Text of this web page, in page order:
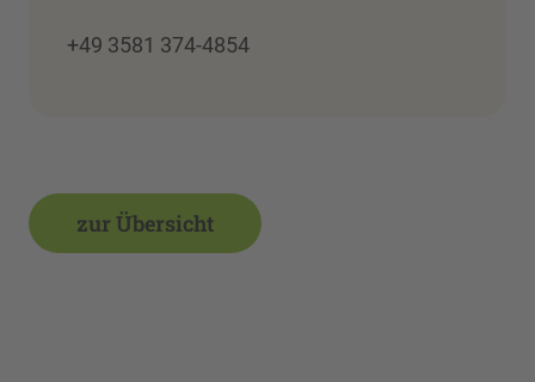
+49 3581 374-4854
zur Übersicht